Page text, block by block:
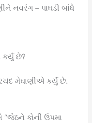
નવરંગ – પાઘડી બાંધે
કર્યું છે?
મેઘાણીએ કર્યું છે.
“જેઠને કોની ઉપમા